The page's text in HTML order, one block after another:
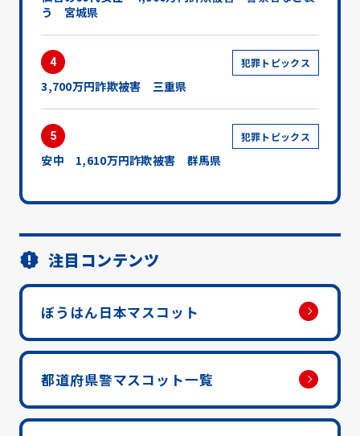
う 宮城県
4 犯罪トピックス
3,700万円詐欺被害 三重県
5 犯罪トピックス
安中 1,610万円詐欺被害 群馬県
注目コンテンツ
ぼうはん日本マスコット
都道府県警マスコット一覧